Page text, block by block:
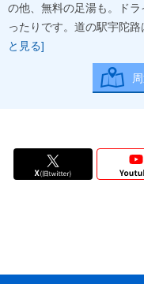
の他、無料の足湯も。ド
ったりです。道の駅宇陀
と見る]